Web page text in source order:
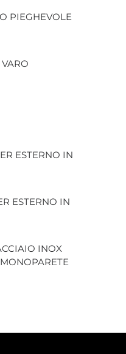
PIEGHEVOLE
ESTERNO IN
ESTERNO IN
€
INOX